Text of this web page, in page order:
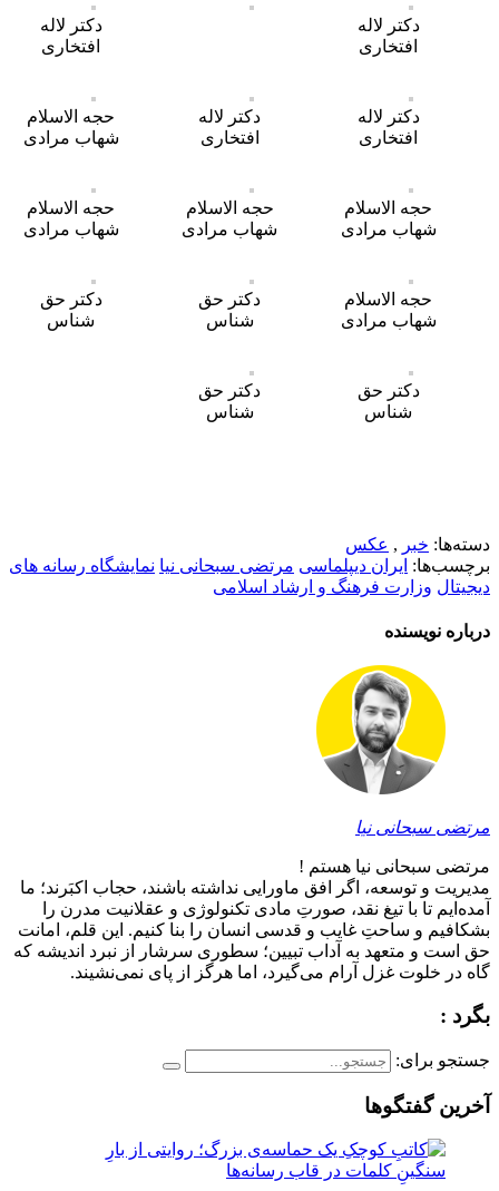
دکتر لاله
افتخاری
دکتر لاله
افتخاری
دکتر لاله
افتخاری
دکتر لاله
افتخاری
حجه الاسلام
شهاب مرادی
حجه الاسلام
شهاب مرادی
حجه الاسلام
شهاب مرادی
حجه الاسلام
شهاب مرادی
حجه الاسلام
شهاب مرادی
دکتر حق
شناس
دکتر حق
شناس
دکتر حق
شناس
دکتر حق
شناس
دسته‌ها: خبر , عکس
برچسب‌ها: ایران دیپلماسی مرتضی سبحانی نیا نمایشگاه رسانه های
دیجیتال وزارت فرهنگ و ارشاد اسلامی
درباره نویسنده
مرتضی سبحانی نیا
مرتضی سبحانی نیا هستم !
مدیریت و توسعه، اگر افق ماورایی نداشته باشند، حجاب اکبَرند؛ ما
آمده‌ایم تا با تیغ نقد، صورتِ مادی تکنولوژی و عقلانیت مدرن را
بشکافیم و ساحتِ غایب و قدسی انسان را بنا کنیم. این قلم، امانت
حق است و متعهد به آداب تبیین؛ سطوری سرشار از نبرد اندیشه که
گاه در خلوت غزل آرام می‌گیرد، اما هرگز از پای نمی‌نشیند.
بگرد :
جستجو برای:
آخرین گفتگوها